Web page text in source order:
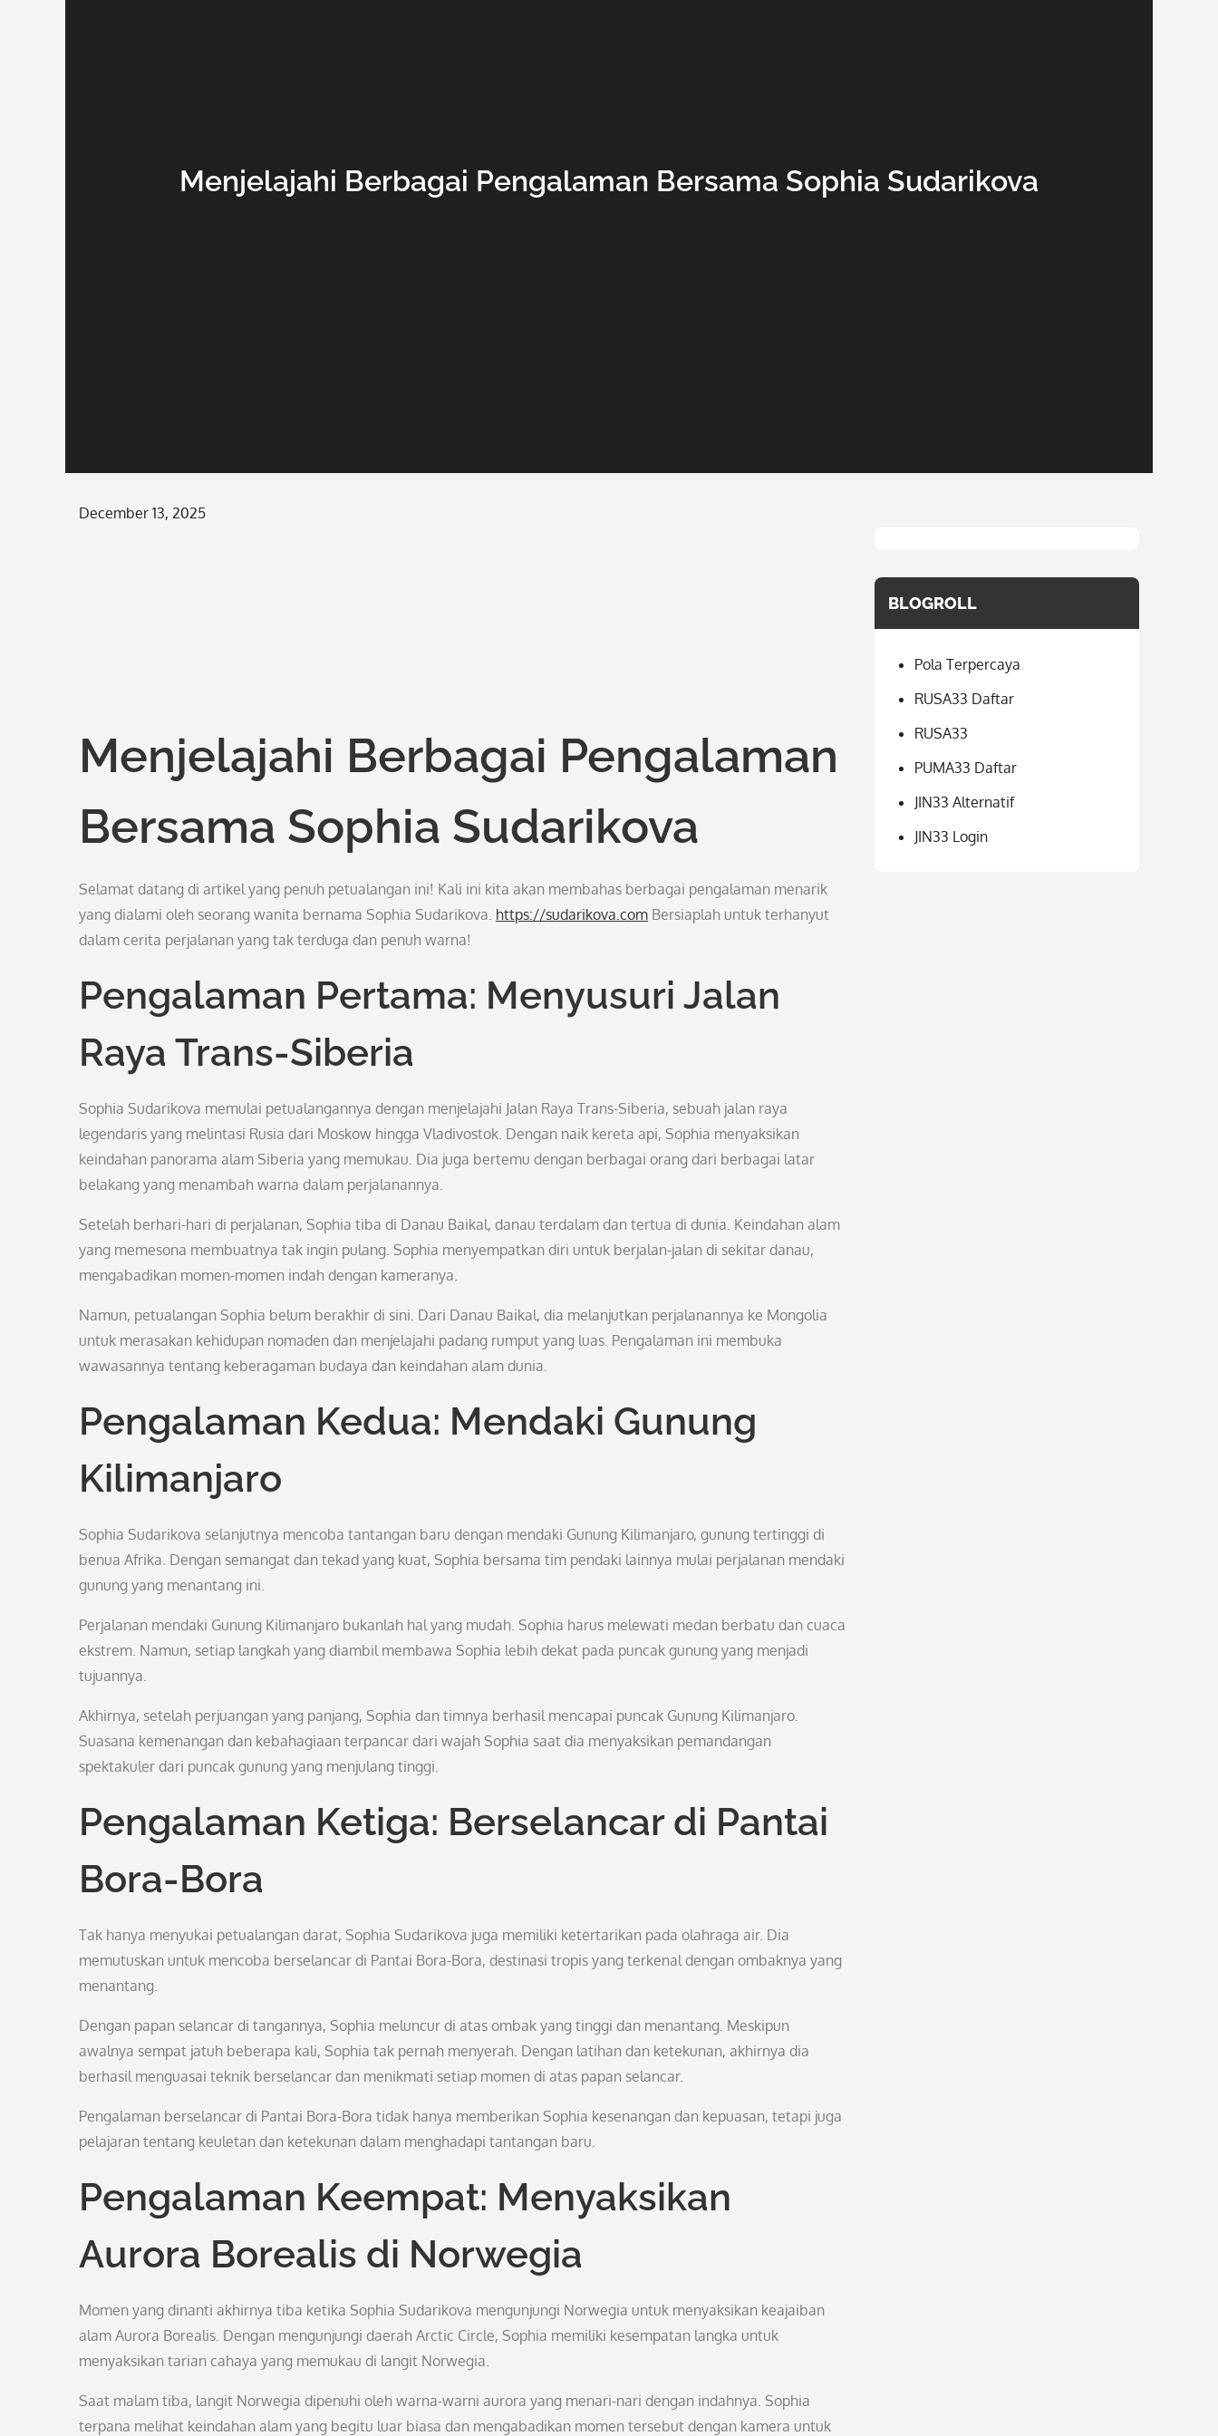
Menjelajahi Berbagai Pengalaman Bersama Sophia Sudarikova
Posted
December 13, 2025
Menjelajahi Berbagai Pengalaman
Bersama Sophia Sudarikova
Selamat datang di artikel yang penuh petualangan ini! Kali ini kita akan membahas berbagai pengalaman menarik
yang dialami oleh seorang wanita bernama Sophia Sudarikova. https://sudarikova.com Bersiaplah untuk terhanyut
dalam cerita perjalanan yang tak terduga dan penuh warna!
Pengalaman Pertama: Menyusuri Jalan
Raya Trans-Siberia
Sophia Sudarikova memulai petualangannya dengan menjelajahi Jalan Raya Trans-Siberia, sebuah jalan raya
legendaris yang melintasi Rusia dari Moskow hingga Vladivostok. Dengan naik kereta api, Sophia menyaksikan
keindahan panorama alam Siberia yang memukau. Dia juga bertemu dengan berbagai orang dari berbagai latar
belakang yang menambah warna dalam perjalanannya.
Setelah berhari-hari di perjalanan, Sophia tiba di Danau Baikal, danau terdalam dan tertua di dunia. Keindahan alam
yang memesona membuatnya tak ingin pulang. Sophia menyempatkan diri untuk berjalan-jalan di sekitar danau,
mengabadikan momen-momen indah dengan kameranya.
Namun, petualangan Sophia belum berakhir di sini. Dari Danau Baikal, dia melanjutkan perjalanannya ke Mongolia
untuk merasakan kehidupan nomaden dan menjelajahi padang rumput yang luas. Pengalaman ini membuka
wawasannya tentang keberagaman budaya dan keindahan alam dunia.
Pengalaman Kedua: Mendaki Gunung
Kilimanjaro
Sophia Sudarikova selanjutnya mencoba tantangan baru dengan mendaki Gunung Kilimanjaro, gunung tertinggi di
benua Afrika. Dengan semangat dan tekad yang kuat, Sophia bersama tim pendaki lainnya mulai perjalanan mendaki
gunung yang menantang ini.
Perjalanan mendaki Gunung Kilimanjaro bukanlah hal yang mudah. Sophia harus melewati medan berbatu dan cuaca
ekstrem. Namun, setiap langkah yang diambil membawa Sophia lebih dekat pada puncak gunung yang menjadi
tujuannya.
Akhirnya, setelah perjuangan yang panjang, Sophia dan timnya berhasil mencapai puncak Gunung Kilimanjaro.
Suasana kemenangan dan kebahagiaan terpancar dari wajah Sophia saat dia menyaksikan pemandangan
spektakuler dari puncak gunung yang menjulang tinggi.
Pengalaman Ketiga: Berselancar di Pantai
Bora-Bora
Tak hanya menyukai petualangan darat, Sophia Sudarikova juga memiliki ketertarikan pada olahraga air. Dia
memutuskan untuk mencoba berselancar di Pantai Bora-Bora, destinasi tropis yang terkenal dengan ombaknya yang
menantang.
Dengan papan selancar di tangannya, Sophia meluncur di atas ombak yang tinggi dan menantang. Meskipun
awalnya sempat jatuh beberapa kali, Sophia tak pernah menyerah. Dengan latihan dan ketekunan, akhirnya dia
berhasil menguasai teknik berselancar dan menikmati setiap momen di atas papan selancar.
Pengalaman berselancar di Pantai Bora-Bora tidak hanya memberikan Sophia kesenangan dan kepuasan, tetapi juga
pelajaran tentang keuletan dan ketekunan dalam menghadapi tantangan baru.
Pengalaman Keempat: Menyaksikan
Aurora Borealis di Norwegia
Momen yang dinanti akhirnya tiba ketika Sophia Sudarikova mengunjungi Norwegia untuk menyaksikan keajaiban
alam Aurora Borealis. Dengan mengunjungi daerah Arctic Circle, Sophia memiliki kesempatan langka untuk
menyaksikan tarian cahaya yang memukau di langit Norwegia.
Saat malam tiba, langit Norwegia dipenuhi oleh warna-warni aurora yang menari-nari dengan indahnya. Sophia
terpana melihat keindahan alam yang begitu luar biasa dan mengabadikan momen tersebut dengan kamera untuk
BLOGROLL
Pola Terpercaya
RUSA33 Daftar
RUSA33
PUMA33 Daftar
JIN33 Alternatif
JIN33 Login